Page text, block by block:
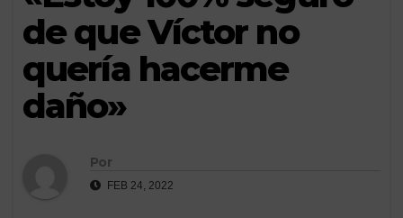
de que Víctor no
quería hacerme
daño»
Por
FEB 24, 2022